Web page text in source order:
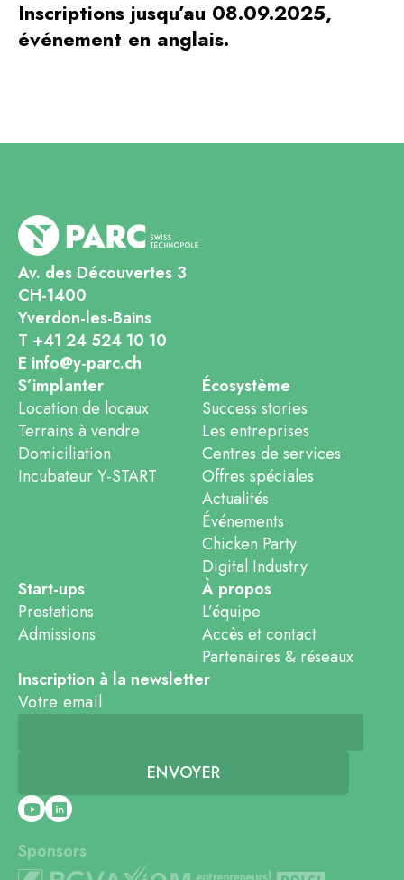
Inscriptions jusqu’au 08.09.2025,
événement en anglais.
Av. des Découvertes 3
CH-1400
Yverdon-les-Bains
T +41 24 524 10 10
E info@y-parc.ch
S’implanter
Location de locaux
Terrains à vendre
Domiciliation
Incubateur Y-START
Écosystème
Success stories
Les entreprises
Centres de services
Offres spéciales
Actualités
Événements
Chicken Party
Digital Industry
Start-ups
Prestations
Admissions
À propos
L’équipe
Accès et contact
Partenaires & réseaux
Inscription à la newsletter
Votre email
Sponsors